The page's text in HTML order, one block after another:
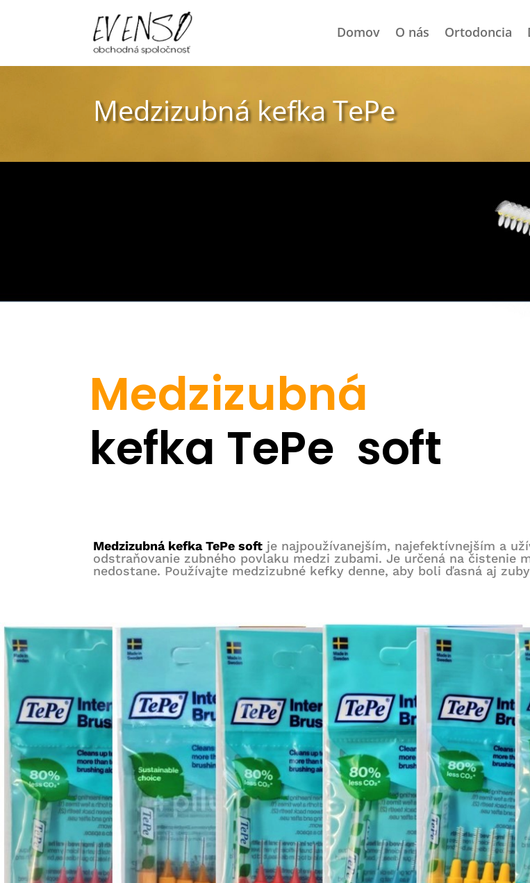
Domov O nás Ortodoncia
Medzizubná kefka TePe
a TePe soft
Medzizubná kefka TePe soft je najpoužívanejším, najefektívnejším a
odstraňovanie zubného povlaku medzi zubami. Je určená na čistenie
nedostane. Používajte medzizubné kefky denne, aby boli ďasná aj